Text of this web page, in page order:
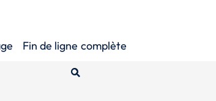
Fin de ligne complète